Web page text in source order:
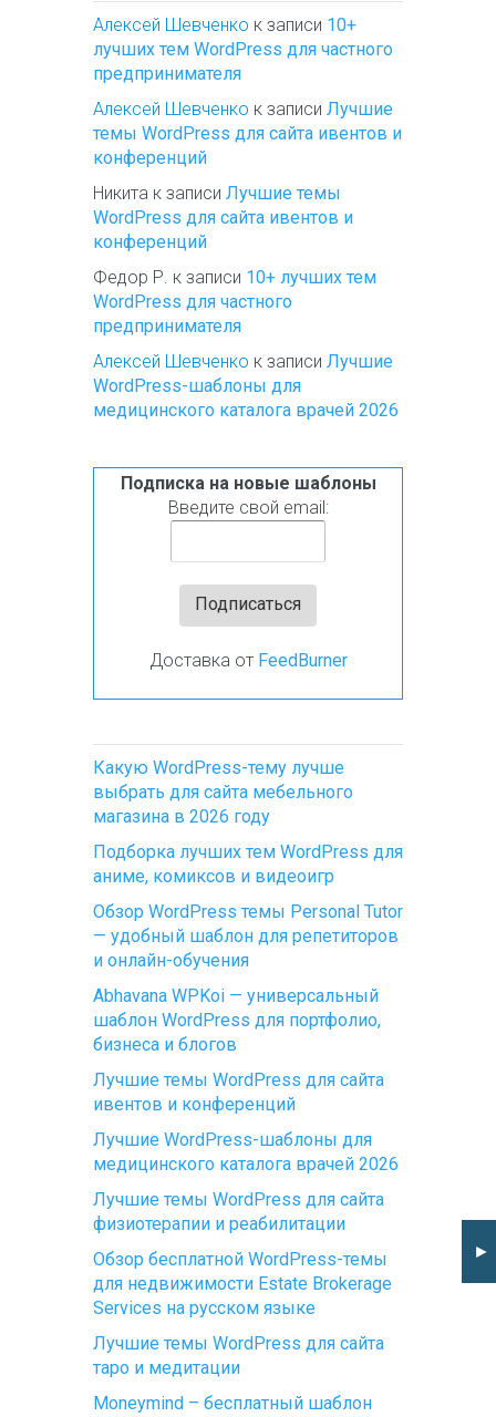
Алексей Шевченко к записи 10+
лучших тем WordPress для частного
предпринимателя
Алексей Шевченко к записи Лучшие
темы WordPress для сайта ивентов и
конференций
Никита к записи Лучшие темы
WordPress для сайта ивентов и
конференций
Федор Р. к записи 10+ лучших тем
WordPress для частного
предпринимателя
Алексей Шевченко к записи Лучшие
WordPress-шаблоны для
медицинского каталога врачей 2026
Подписка на новые шаблоны
Введите свой email:
Доставка от FeedBurner
Какую WordPress-тему лучше
выбрать для сайта мебельного
магазина в 2026 году
Подборка лучших тем WordPress для
аниме, комиксов и видеоигр
Обзор WordPress темы Personal Tutor
— удобный шаблон для репетиторов
и онлайн-обучения
Abhavana WPKoi — универсальный
шаблон WordPress для портфолио,
бизнеса и блогов
Лучшие темы WordPress для сайта
ивентов и конференций
Лучшие WordPress-шаблоны для
медицинского каталога врачей 2026
Лучшие темы WordPress для сайта
физиотерапии и реабилитации
Обзор бесплатной WordPress-темы
для недвижимости Estate Brokerage
Services на русском языке
Лучшие темы WordPress для сайта
таро и медитации
Moneymind – бесплатный шаблон
►